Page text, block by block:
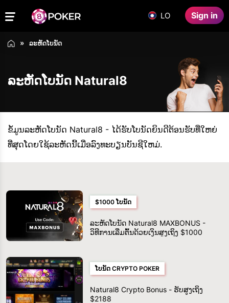
LO Sign in
ລະຫັດໂບນັດ
ລະຫັດໂບນັດ Natural8
ຂໍ້ມູນລະຫັດໂບນັດ Natural8 - ໄດ້ຮັບໂບນັດຍິນດີຕ້ອນຮັບທີ່ໃຫຍ່
ທີ່ສຸດໂດຍໃຊ້ລະຫັດນີ້ເມື່ອລົງທະບຽນບັນຊີໃຫມ່.
$1000 ໂບນັດ
ລະຫັດໂບນັດ Natural8 MAXBONUS -
ວິທີການເລີ່ມຕົ້ນດ້ວຍເງິນສູງເຖິງ $1000
ໂບນັດ CRYPTO POKER
Natural8 Crypto Bonus - ຮັບສູງເຖິງ
$2188